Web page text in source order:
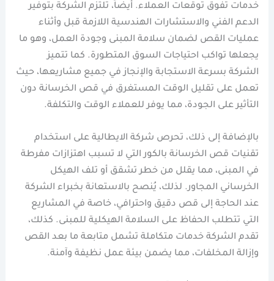
خدمات تفوق توقعات العملاء. أيضاً، تلتزم الشركة بتوفير
الدعم الفني والاستشارات الهندسية اللازمة قبل وأثناء
عمليات القص لضمان سلامة المبنى وجودة العمل، وهو ما
يجعلها تواكب احتياجات السوق المتطورة. كما تتميز
الشركة بسرعة الاستجابة والإنجاز في جميع مشاريعها، حيث
تعمل على تقليل الوقت المستغرق في قص الخرسانة دون
التأثير على الجودة، مما يوفر للعملاء الوقت والتكلفة.
بالإضافة إلى ذلك، تحرص شركة الايطالية على استخدام
تقنيات قص الخرسانة بالكور التي لا تسبب اهتزازات مفرطة
في المبنى، مما يقلل من خطر تشقق أو تلف الهيكل
الخرساني المجاور. لذلك، يُنصح بالاستعانة بخبراء الشركة
عند الحاجة إلى قص دقيق واحترافي، خاصة في المشاريع
التي تتطلب الحفاظ على السلامة الهيكلية للمبنى. كذلك،
تقدم الشركة خدمات متكاملة تشمل متابعة ما بعد القص
وإزالة المخلفات، مما يضمن بيئة عمل نظيفة وآمنة.